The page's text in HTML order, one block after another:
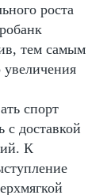
роста
тем самым
увеличения
спорт
с доставкой
К